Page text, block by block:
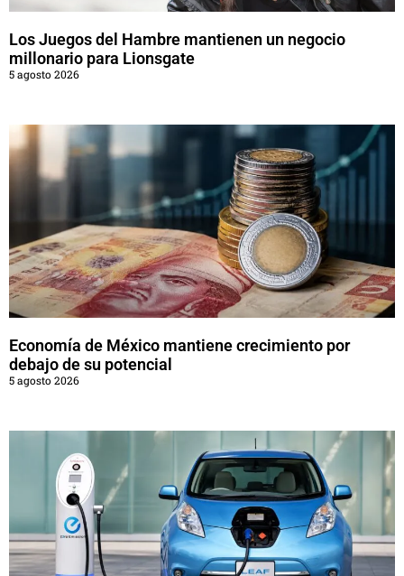
Los Juegos del Hambre mantienen un negocio
millonario para Lionsgate
5 agosto 2026
Economía de México mantiene crecimiento por
debajo de su potencial
5 agosto 2026